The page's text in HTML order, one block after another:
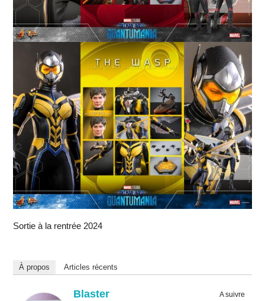
Sortie à la rentrée 2024
À propos Articles récents
A suivre
Blaster